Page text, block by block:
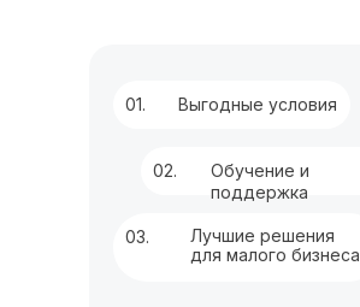
Выгодные условия
Обучение и
поддержка
Лучшие решения
для малого бизнеса
01.
02.
03.